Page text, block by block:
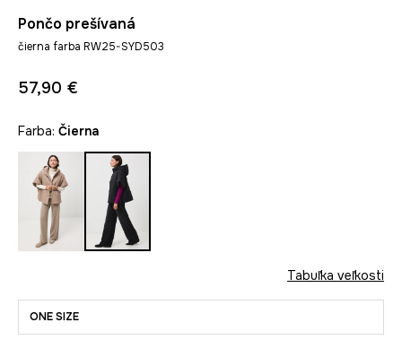
Pončo prešívaná
čierna farba RW25-SYD503
57,90 €
Farba: čierna
Tabuľka veľkosti
ONE SIZE